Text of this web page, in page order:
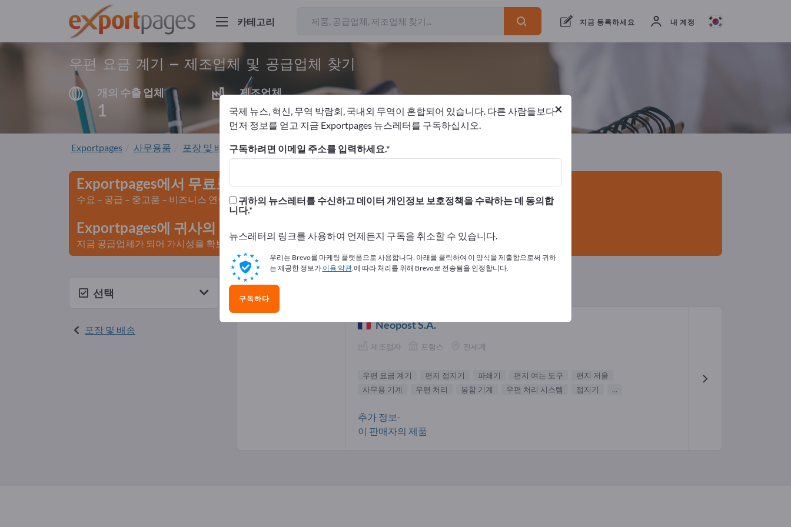
카테고리 지금 등록하세요 내 계정
우편 요금 계기 – 제조업체 및 공급업체 찾기
개의 수출 업체
1
제조업체
1
개의 수출 업체1 제조업체
Exportpages 사무용품 포장 및 배송 우편 요금 계기
Exportpages에서 무료로 광고하세요!
수요 – 공급 – 중고품 – 비즈니스 연락처 >> 여기서 시작하세요
Exportpages에 귀사의 회사와 제품을 게시하세요.
지금 공급업체가 되어 가시성을 확보하세요>> 여기서 게시하기
선택
포장 및 배송
우편 요금 계기 공급업체(1)
Neopost S.A.
제조업자 프랑스 전세계
우편 요금 계기 편지 접지기 파쇄기 편지 여는 도구
편지 저울
사무용 기계
우편 처리 봉함 기계 우편 처리 시스템 접지기 ...
추가 정보-
이 판매자의 제품
×
국제 뉴스, 혁신, 무역 박람회, 국내외 무역이 혼합되어 있습니다. 다른 사람들보다
먼저 정보를 얻고 지금 Exportpages 뉴스레터를 구독하십시오.
구독하려면 이메일 주소를 입력하세요.
귀하의 뉴스레터를 수신하고 데이터 개인정보 보호정책을 수락하는 데 동의합
니다.
뉴스레터의 링크를 사용하여 언제든지 구독을 취소할 수 있습니다.
우리는 Brevo를 마케팅 플랫폼으로 사용합니다. 아래를 클릭하여 이 양식을 제출함으로써 귀하
는 제공한 정보가 이용 약관.에 따라 처리를 위해 Brevo로 전송됨을 인정합니다.
구독하다